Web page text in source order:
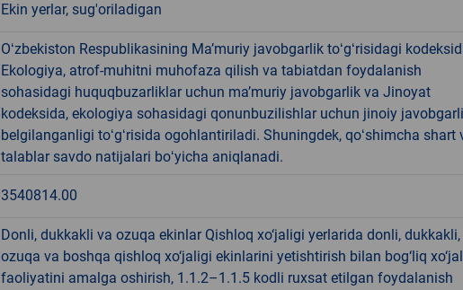
Ekin yerlar, sug'oriladigan
Oʻzbekiston Respublikasining Maʼmuriy javobgarlik toʻgʻrisidagi
Ekologiya, atrof-muhitni muhofaza qilish va tabiatdan foydalanish
sohasidagi huquqbuzarliklar uchun maʼmuriy javobgarlik va Jinoyat
kodeksida, ekologiya sohasidagi qonunbuzilishlar uchun jinoiy
belgilanganligi toʻgʻrisida ogohlantiriladi. Shuningdek, qoʻshimcha shart
talablar savdo natijalari boʻyicha aniqlanadi.
3540814.00
Donli, dukkakli va ozuqa ekinlar Qishloq xo‘jaligi yerlarida donli, dukkakli,
ozuqa va boshqa qishloq xo‘jaligi ekinlarini yetishtirish bilan bog‘liq
faoliyatini amalga oshirish, 1.1.2–1.1.5 kodli ruxsat etilgan foydalanish